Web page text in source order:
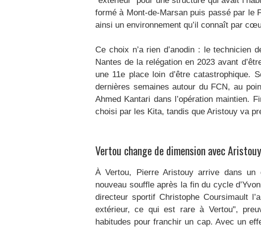
formé à Mont-de-Marsan puis passé par le
ainsi un environnement qu’il connaît par
Ce choix n’a rien d’anodin : le
Nantes de la relégation en 2023 avant
une 11e place loin d’être catastrophique.
dernières semaines autour du FCN, au
Ahmed Kantari dans l’opération maintien.
choisi par les Kita, tandis que Aristouy va
Vertou change de dimension avec Aristouy
À Vertou, Pierre Aristouy arrive dans
nouveau souffle après la fin du cycle
directeur sportif Christophe Coursimault
extérieur, ce qui est rare à Vertou",
habitudes pour franchir un cap. Avec un